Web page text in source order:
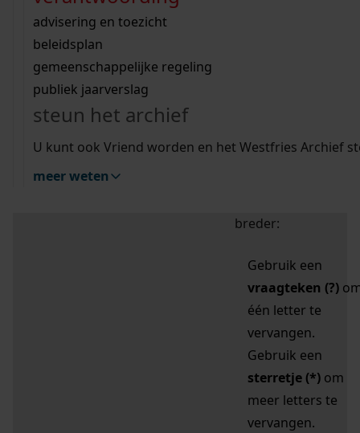
bouwvergunningen
omgevingsvergunningen
vergunningen
beeld en geluid
uitleg nodig?
Wij helpen u op weg met een aantal zoektips.
bekijk alle zoektips
Wij helpen u op weg met een aantal zoektips.
bekijk alle zoektips
bekijk ons geschiedenislokaal
advisering en toezicht
beleidsplan
gemeenschappelijke regeling
publiek jaarverslag
steun het archief
U kunt ook Vriend worden en het Westfries Archief
meer weten
zoektips
Mijn Studiezaal (inloggen)
uw zoekopdracht te
breder:
Gebruik een
vraagteken (?)
één letter te
vervangen.
Gebruik een
sterretje (*) om
meer letters te
vervangen.